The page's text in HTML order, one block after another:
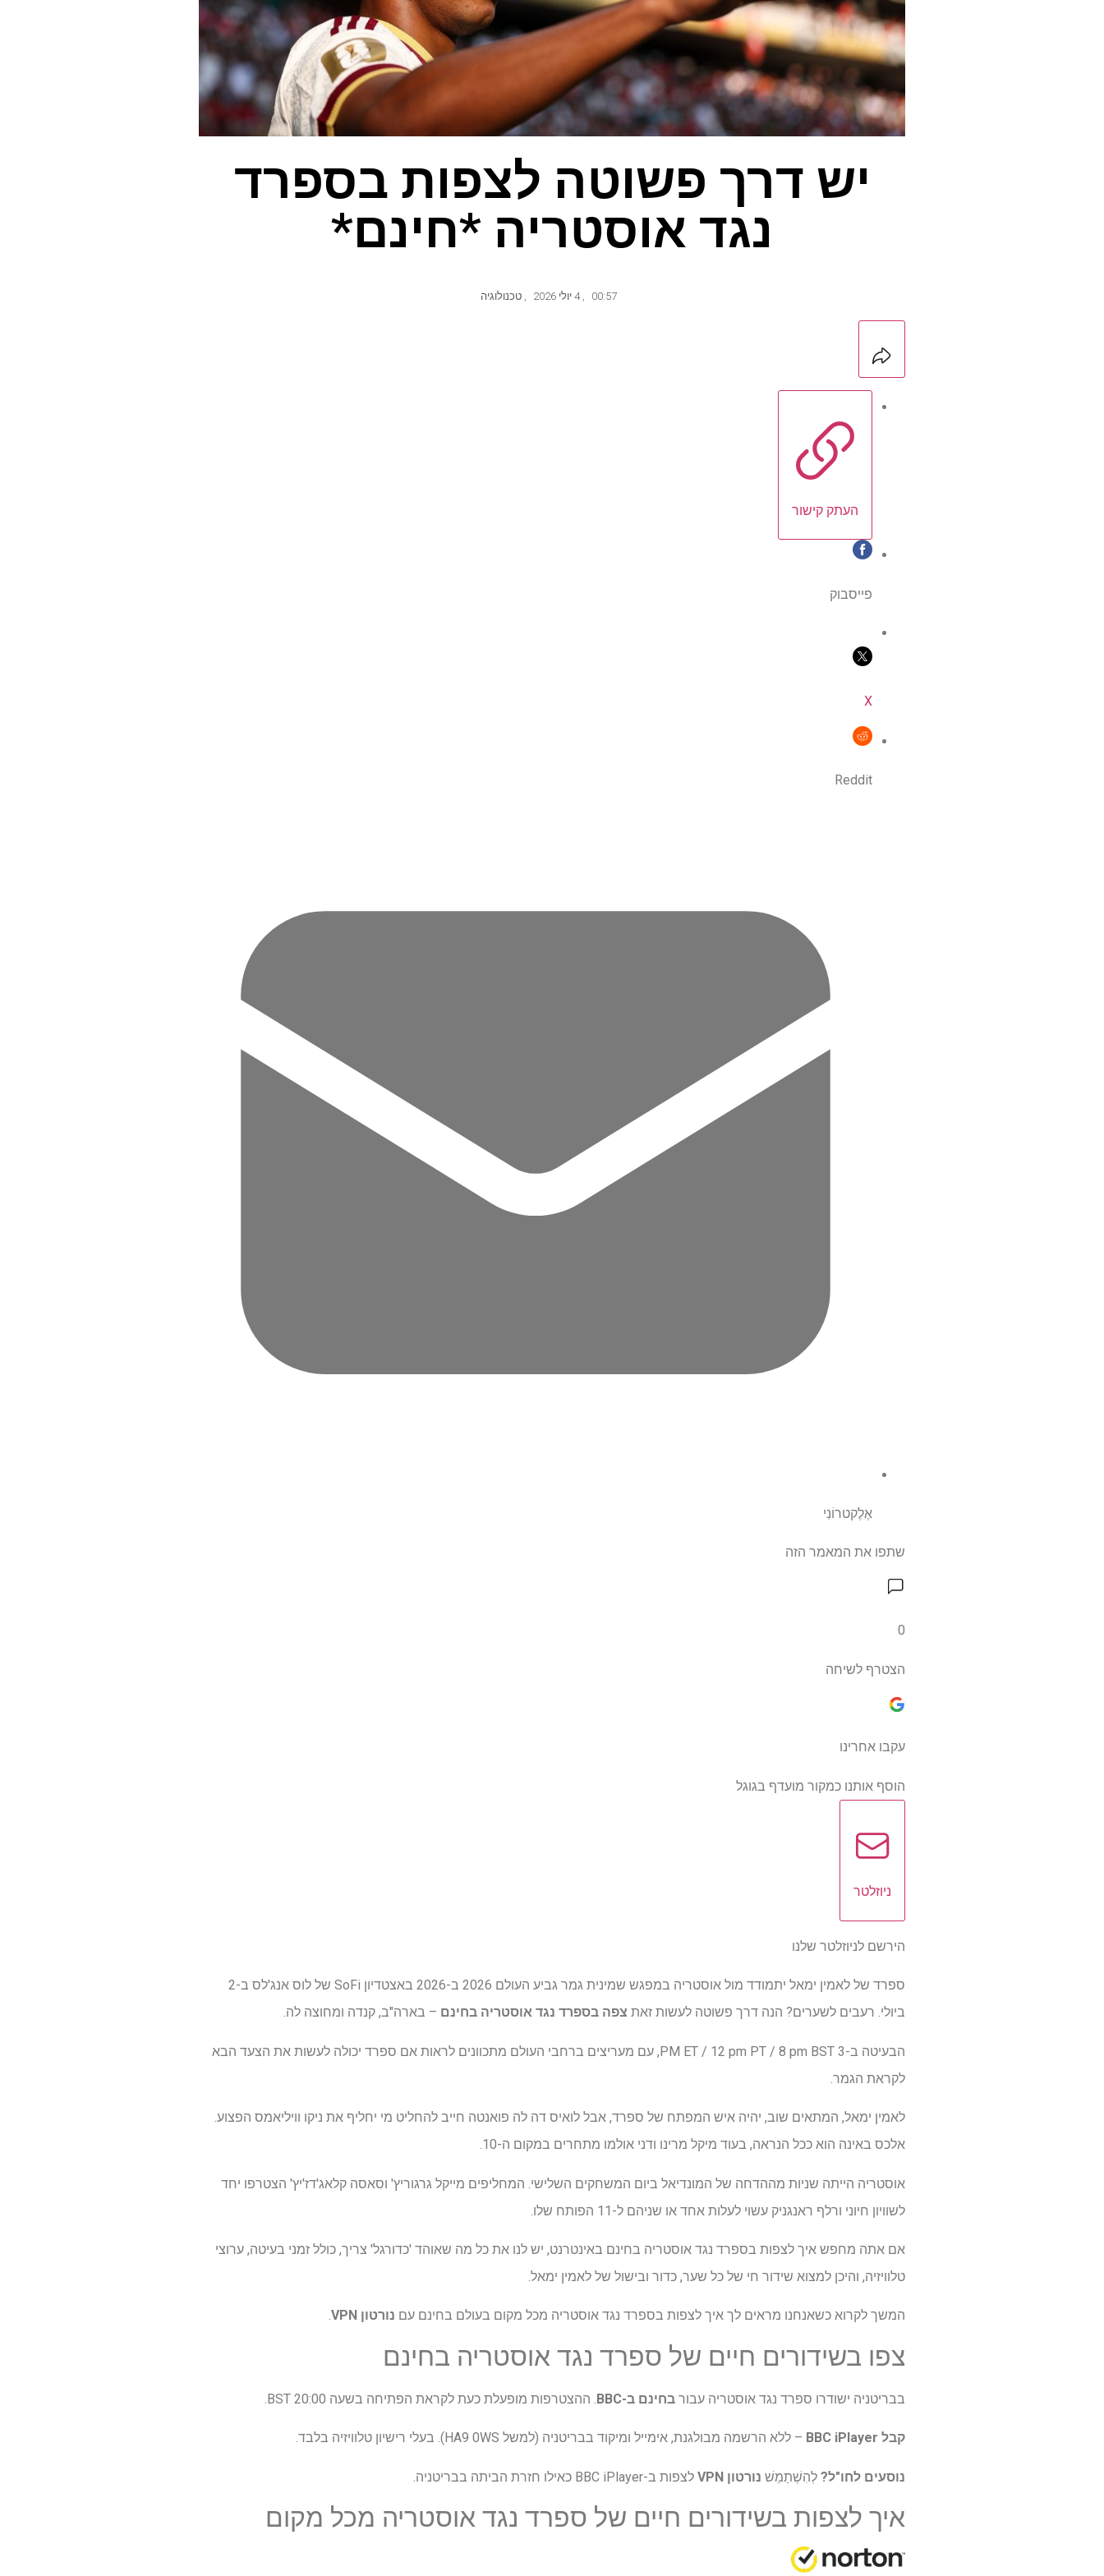
יש דרך פשוטה לצפות בספרד
נגד אוסטריה *חינם*
00:57
, 4 יולי 2026 , טכנולוגיה
העתק קישור
פייסבוק
X
Reddit
אֶלֶקטרוֹנִי
שתפו את המאמר הזה
0
הצטרף לשיחה
עקבו אחרינו
הוסף אותנו כמקור מועדף בגוגל
ניוזלטר
הירשם לניוזלטר שלנו
ספרד של לאמין ימאל יתמודד מול אוסטריה במפגש שמינית גמר גביע העולם 2026 ב-2026 באצטדיון SoFi של לוס אנג'לס ב-2
ביולי. רעבים לשערים? הנה דרך פשוטה לעשות זאת צפה בספרד נגד אוסטריה בחינם – בארה"ב, קנדה ומחוצה לה.
הבעיטה ב-3
PM ET / 12 pm PT / 8 pm BST, עם מעריצים ברחבי העולם מתכוונים לראות אם ספרד יכולה לעשות את הצעד הבא
לקראת הגמר.
לאמין ימאל, המתאים שוב, יהיה איש המפתח של ספרד, אבל לואיס דה לה פואנטה חייב להחליט מי יחליף את ניקו וויליאמס הפצוע.
אלכס באינה הוא ככל הנראה, בעוד מיקל מרינו ודני אולמו מתחרים במקום ה-10.
אוסטריה הייתה שניות מההדחה של המונדיאל ביום המשחקים השלישי. המחליפים מייקל גרגוריץ' וסאסה קלאג'דז'יץ' הצטרפו יחד
לשוויון חיוני ורלף ראנגניק עשוי לעלות אחד או שניהם ל-11 הפותח שלו.
אם אתה מחפש איך לצפות בספרד נגד אוסטריה בחינם באינטרנט, יש לנו את כל מה שאוהד 'כדורגל' צריך, כולל זמני בעיטה, ערוצי
טלוויזיה, והיכן למצוא שידור חי של כל שער, כדור ובישול של לאמין ימאל.
המשך לקרוא כשאנחנו מראים לך איך לצפות בספרד נגד אוסטריה מכל מקום בעולם בחינם עם נורטון VPN .
צפו בשידורים חיים של ספרד נגד אוסטריה בחינם
בבריטניה ישודרו ספרד נגד אוסטריה עבור בחינם ב-BBC . ההצטרפות מופעלת כעת לקראת הפתיחה בשעה 20:00 BST.
קבל BBC iPlayer – ללא הרשמה מבולגנת, אימייל ומיקוד בבריטניה (למשל HA9 0WS). בעלי רישיון טלוויזיה בלבד.
נוסעים לחו"ל? לְהִשְׁתַמֵשׁ נורטון VPN לצפות ב-BBC iPlayer כאילו חזרת הביתה בבריטניה.
איך לצפות בשידורים חיים של ספרד נגד אוסטריה מכל מקום